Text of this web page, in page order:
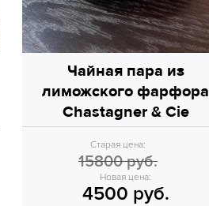
Чайная пара из
лиможского фарфора
Chastagner & Cie
(Limoges, France)
Старая цена:
15800 руб.
Новая цена:
4500 руб.